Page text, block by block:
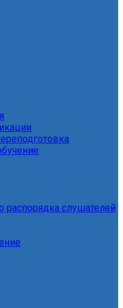
распорядка слушателей